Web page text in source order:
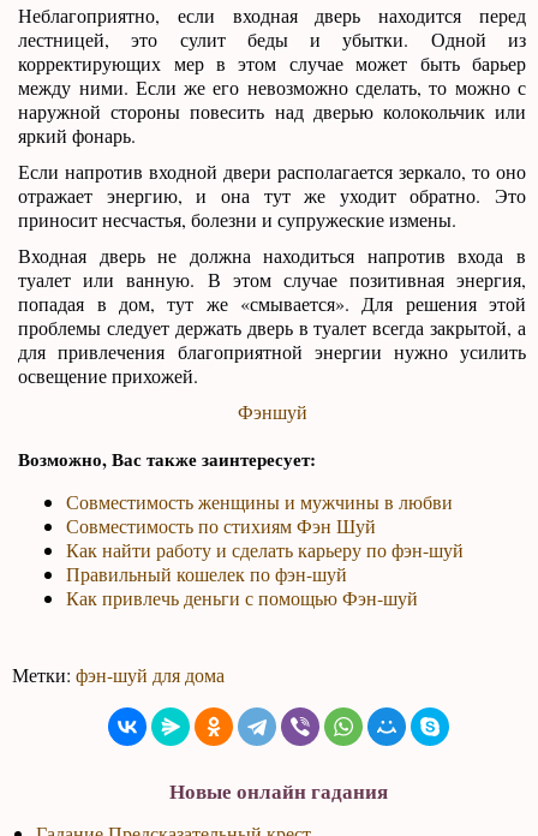
Неблагоприятно, если входная дверь находится перед
лестницей, это сулит беды и убытки. Одной из
корректирующих мер в этом случае может быть барьер
между ними. Если же его невозможно сделать, то можно с
наружной стороны повесить над дверью колокольчик или
яркий фонарь.
Если напротив входной двери располагается зеркало, то оно
отражает энергию, и она тут же уходит обратно. Это
приносит несчастья, болезни и супружеские измены.
Входная дверь не должна находиться напротив входа в
туалет или ванную. В этом случае позитивная энергия,
попадая в дом, тут же «смывается». Для решения этой
проблемы следует держать дверь в туалет всегда закрытой, а
для привлечения благоприятной энергии нужно усилить
освещение прихожей.
Фэншуй
Возможно, Вас также заинтересует:
Совместимость женщины и мужчины в любви
Совместимость по стихиям Фэн Шуй
Как найти работу и сделать карьеру по фэн-шуй
Правильный кошелек по фэн-шуй
Как привлечь деньги с помощью Фэн-шуй
Метки:фэн-шуй для дома
Новые онлайн гадания